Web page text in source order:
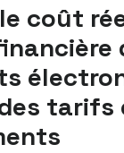
coût
tarifs